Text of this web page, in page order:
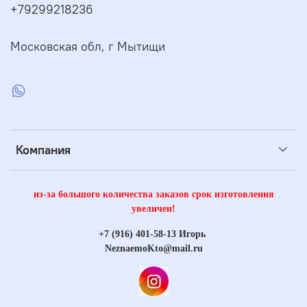
Компания
+79299218236
Московская обл, г Мытищи
из-за большого количества заказов срок изготовления
увеличен!
+7 (916) 401-58-13 Игорь
NeznaemoKto@mail.ru